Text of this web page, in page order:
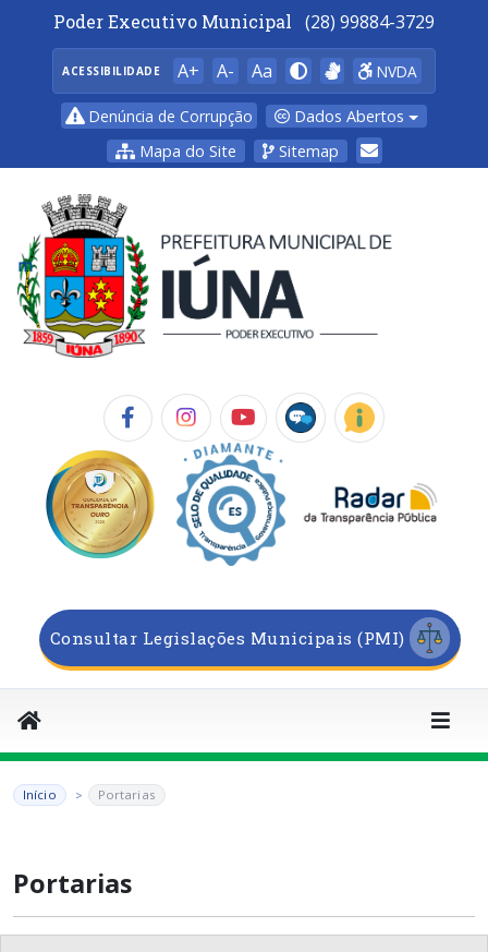
Poder Executivo Municipal (28) 99884-3729
ACESSIBILIDADE A+ A- Aa NVDA
Denúncia de Corrupção
Dados Abertos
Mapa do Site
Sitemap
Consultar Legislações Municipais (PMI)
Início Portarias
Portarias